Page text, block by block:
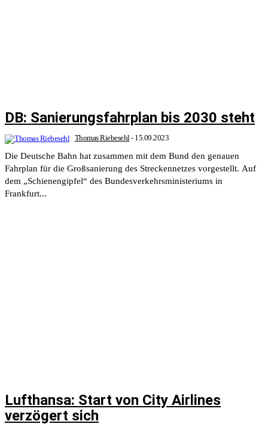
DB: Sanierungsfahrplan bis 2030 steht
Thomas Riebesehl- 15.09.2023
Die Deutsche Bahn hat zusammen mit dem Bund den genauen
Fahrplan für die Großsanierung des Streckennetzes vorgestellt. Auf
dem „Schienengipfel“ des Bundesverkehrsministeriums in
Frankfurt...
Lufthansa: Start von City Airlines
verzögert sich